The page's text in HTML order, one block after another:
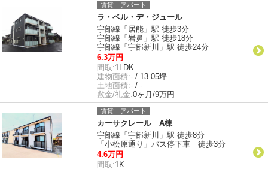
賃貸｜アパート
ラ・ベル・デ・ジュール
宇部線「居能」駅 徒歩3分
宇部線「岩鼻」駅 徒歩18分
宇部線「宇部新川」駅 徒歩24分
6.3万円
間取:1LDK
建物面積:- / 13.05坪
土地面積:- / -
敷金/礼金:0ヶ月/9万円
賃貸｜アパート
カーサクレール A棟
宇部線「宇部新川」駅 徒歩8分
「小松原通り」バス停下車 徒歩3分
4.6万円
間取:1K